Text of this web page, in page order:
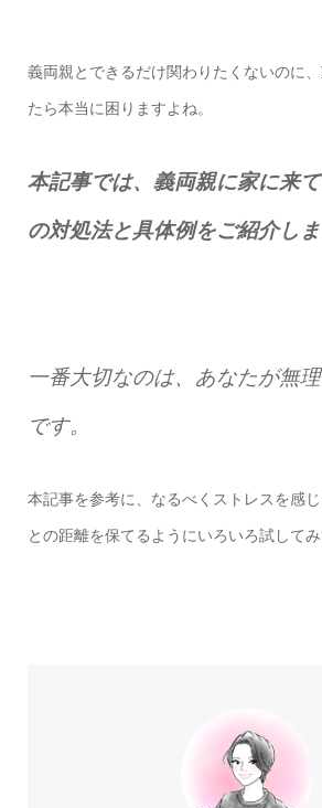
義両親とできるだけ関わりたくないのに
たら本当に困りますよね。
本記事では、義両親に家に来
の対処法と具体例をご紹介しま
一番大切なのは、あなたが無
です。
本記事を参考に、なるべくストレスを感
との距離を保てるようにいろいろ試して